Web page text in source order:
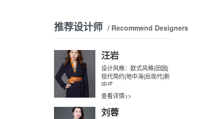
推荐设计师 / Recommend Designers
汪岩
设计风格：欧式风格|田园|
现代简约|地中海|后现代|新
中式
查看详情>>
刘蓉